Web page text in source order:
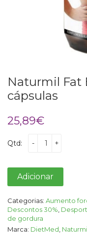
Naturmil Fat
cápsulas
25,89€
Qtd: - +
Adicionar
Categorias: Aumento
Descontos 30%
de gordura
Marca: DietMed